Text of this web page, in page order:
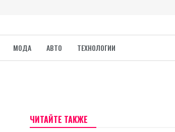
МОДА АВТО ТЕХНОЛОГИИ
ЧИТАЙТЕ ТАКЖЕ